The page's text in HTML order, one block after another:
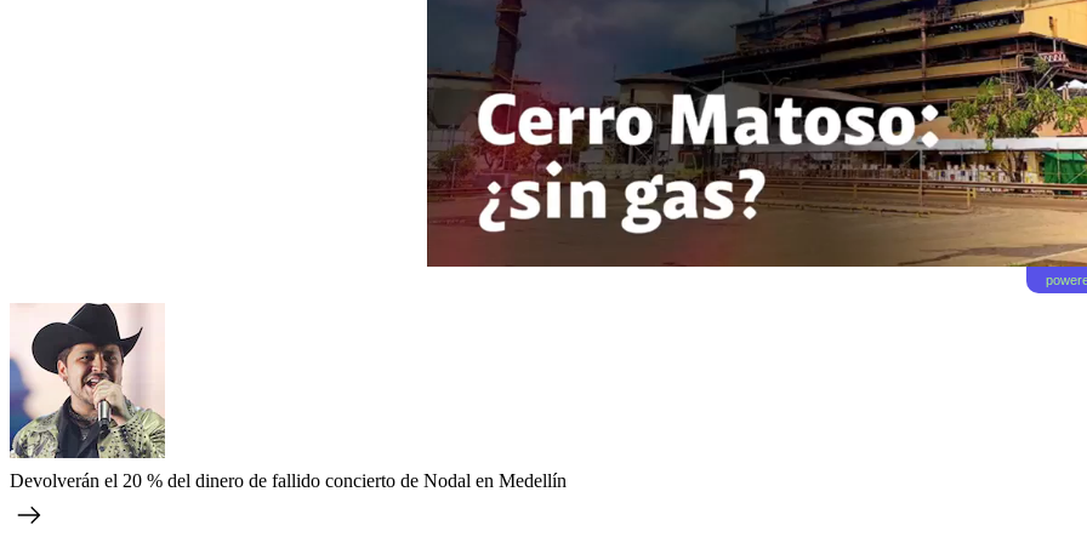
Devolverán el 20 % del dinero de fallido concierto de Nodal en Medellín